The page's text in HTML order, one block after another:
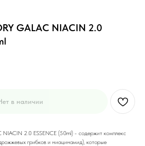
GALAC NIACIN 2.0
в наличии
2.0 ESSENCE (50ml) - содержит комплекс
грибков и ниацинамид), которые